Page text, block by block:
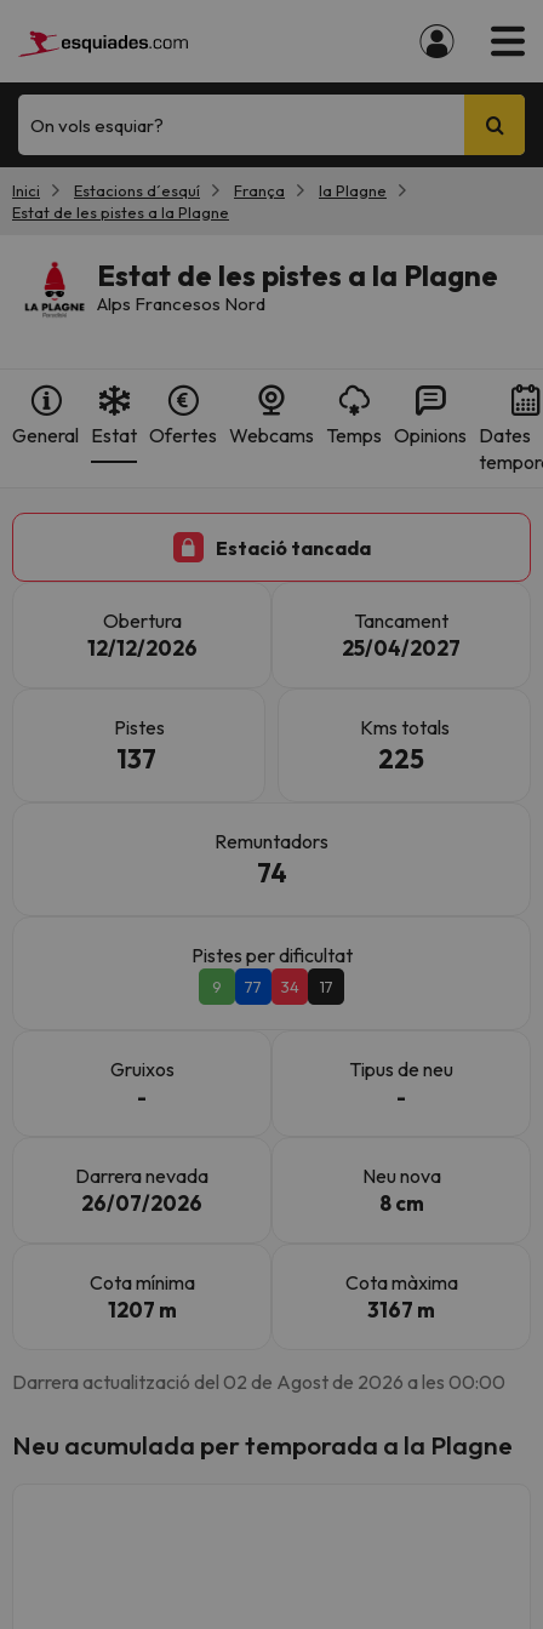
On vols esquiar?
Inici Estacions d´esquí França
la Plagne
Estat de les pistes a la Plagne
Estat de les pistes a la Plagne
Alps Francesos Nord
General Estat Ofertes Webcams Temps Opinions Dates
Estació tancada
Obertura
12/12/2026
Tancament
25/04/2027
Pistes
137
Kms totals
225
Remuntadors
74
Pistes per dificultat
9 77 34 17
Gruixos
-
Tipus de neu
-
Darrera nevada
26/07/2026
Neu nova
8 cm
Cota mínima
1207 m
Cota màxima
3167 m
Darrera actualització del 02 de Agost de 2026 a les 00:00
Neu acumulada per temporada a la Plagne